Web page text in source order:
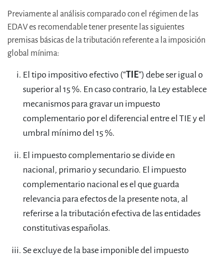
Previamente al análisis comparado con el régimen de las
EDAV es recomendable tener presente las siguientes
premisas básicas de la tributación referente a la imposición
global mínima:
El tipo impositivo efectivo (“TIE”) debe ser igual o
superior al 15 %. En caso contrario, la Ley establece
mecanismos para gravar un impuesto
complementario por el diferencial entre el TIE y el
umbral mínimo del 15 %.
El impuesto complementario se divide en
nacional, primario y secundario. El impuesto
complementario nacional es el que guarda
relevancia para efectos de la presente nota, al
referirse a la tributación efectiva de las entidades
constitutivas españolas.
Se excluye de la base imponible del impuesto